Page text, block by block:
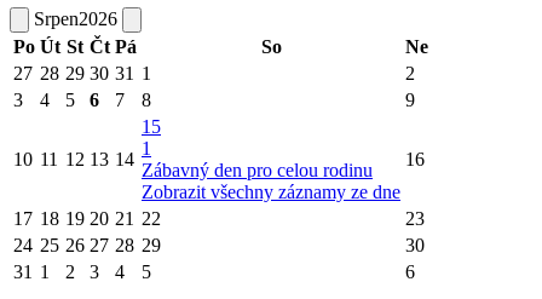
Srpen2026
Po Út St Čt Pá So
Ne
27 28 29 30 31 1
2
3
4 5 6 7 8 9
10 11 12 13 14
15
1
Zábavný den pro celou rodinu
Zobrazit všechny záznamy ze dne
16
17 18 19 20 21 22
23
24 25 26 27 28 29
30
31 1 2 3 4 5 6